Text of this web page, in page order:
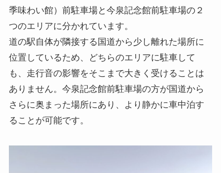
季味わい館）前駐車場と今泉記念館前駐車場の２
つのエリアに分かれています。
道の駅自体が隣接する国道から少し離れた場所に
位置しているため、どちらのエリアに駐車して
も、走行音の影響をそこまで大きく受けることは
ありません。今泉記念館前駐車場の方が国道から
さらに奥まった場所にあり、より静かに車中泊す
ることが可能です。